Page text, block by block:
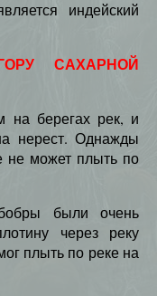
индейский
САХАРНОЙ
на берегах рек, и
нерест. Однажды
не может плыть по
были очень
через реку
плыть по реке на